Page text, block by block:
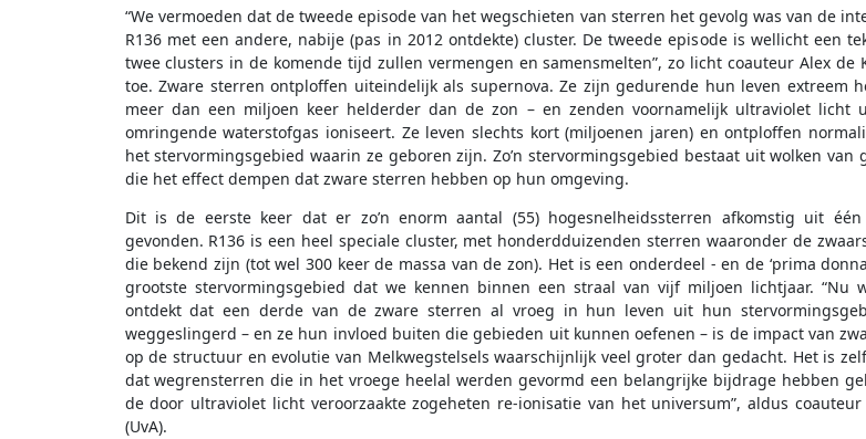
“We vermoeden dat de tweede episode van het wegschieten van sterren het gevolg was van de
R136 met een andere, nabije (pas in 2012 ontdekte) cluster. De tweede episode is wellicht een
twee clusters in de komende tijd zullen vermengen en samensmelten”, zo licht coauteur Alex de
toe. Zware sterren ontploffen uiteindelijk als supernova. Ze zijn gedurende hun leven extreem
meer dan een miljoen keer helderder dan de zon – en zenden voornamelijk ultraviolet licht
omringende waterstofgas ioniseert. Ze leven slechts kort (miljoenen jaren) en ontploffen
het stervormingsgebied waarin ze geboren zijn. Zo’n stervormingsgebied bestaat uit wolken van
die het effect dempen dat zware sterren hebben op hun omgeving.
Dit is de eerste keer dat er zo’n enorm aantal (55) hogesnelheidssterren afkomstig uit
gevonden. R136 is een heel speciale cluster, met honderdduizenden sterren waaronder de
die bekend zijn (tot wel 300 keer de massa van de zon). Het is een onderdeel - en de ‘prima
grootste stervormingsgebied dat we kennen binnen een straal van vijf miljoen lichtjaar. “Nu
ontdekt dat een derde van de zware sterren al vroeg in hun leven uit hun
weggeslingerd – en ze hun invloed buiten die gebieden uit kunnen oefenen – is de impact van
op de structuur en evolutie van Melkwegstelsels waarschijnlijk veel groter dan gedacht. Het is
dat wegrensterren die in het vroege heelal werden gevormd een belangrijke bijdrage hebben
de door ultraviolet licht veroorzaakte zogeheten re-ionisatie van het universum”, aldus coauteur
(UvA).